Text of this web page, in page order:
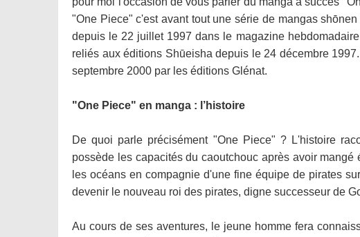
"One Piece" c'est avant tout une série de mangas
depuis le 22 juillet 1997 dans le magazine
reliés aux éditions Shūeisha depuis le 24 décembre
septembre 2000 par les éditions Glénat.
"One Piece" en manga : l’histoire
De quoi parle précisément "One Piece" ? L'histoire
possède les capacités du caoutchouc après avoir
les océans en compagnie d'une fine équipe de pirates
devenir le nouveau roi des pirates, digne successeur de
Au cours de ses aventures, le jeune homme fera